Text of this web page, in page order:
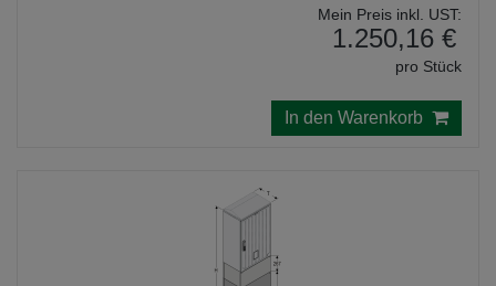
Mein Preis inkl. UST:
1.250,16 €
pro Stück
In den Warenkorb